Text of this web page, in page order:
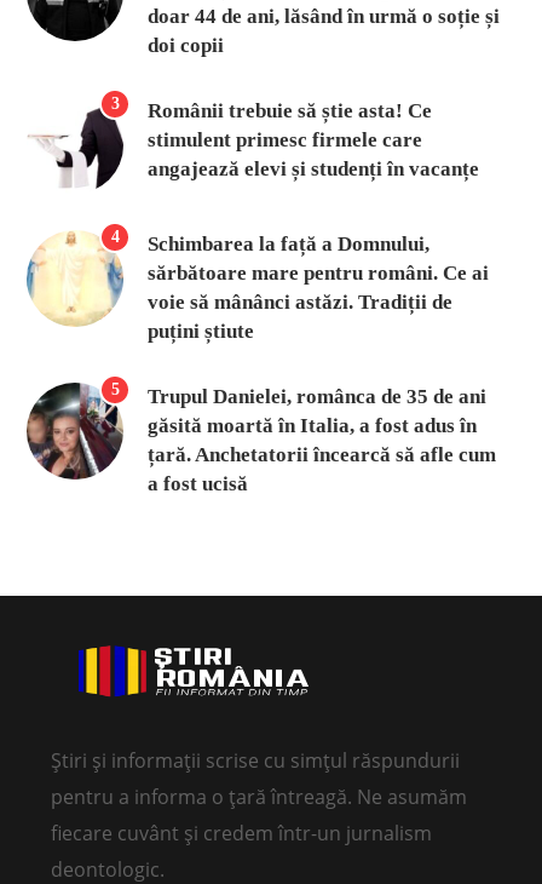
doar 44 de ani, lăsând în urmă o soție și
doi copii
3
Românii trebuie să știe asta! Ce
stimulent primesc firmele care
angajează elevi și studenți în vacanțe
4
Schimbarea la față a Domnului,
sărbătoare mare pentru români. Ce ai
voie să mânânci astăzi. Tradiții de
puțini știute
5
Trupul Danielei, românca de 35 de ani
găsită moartă în Italia, a fost adus în
țară. Anchetatorii încearcă să afle cum
a fost ucisă
Știri și informații scrise cu simțul răspundurii
pentru a informa o țară întreagă. Ne asumăm
fiecare cuvânt și credem într-un jurnalism
deontologic.